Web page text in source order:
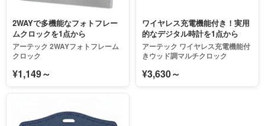
2WAYで多機能なフォトフレー
ムクロックを1点から
アーテック 2WAYフォトフレーム
クロック
¥1,149～
ワイヤレス充電機能付き！実用
的なデジタル時計を1点から
アーテック ワイヤレス充電機能付
きウッド調マルチクロック
¥3,630～